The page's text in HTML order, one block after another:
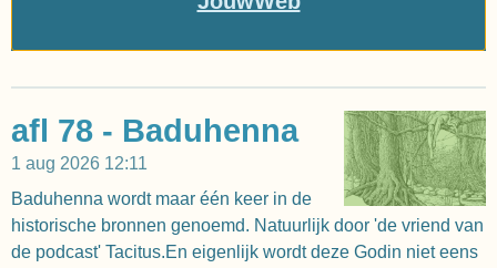
afl 78 - Baduhenna
1 aug 2026 12:11
Baduhenna wordt maar één keer in de
historische bronnen genoemd. Natuurlijk door 'de vriend van
de podcast' Tacitus.En eigenlijk wordt deze Godin niet eens